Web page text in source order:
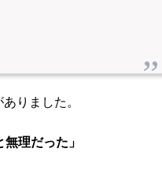
りました。
理だった」